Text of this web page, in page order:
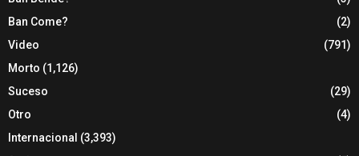
Ban Come?
(2)
Video
(791)
Morto (1,126)
Suceso
(29)
Otro
(4)
Internacional (3,393)